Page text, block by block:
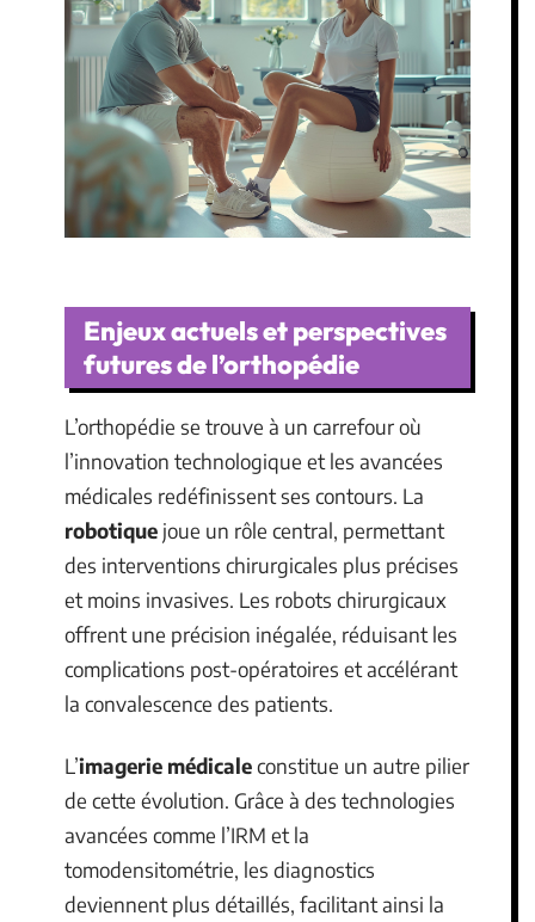
Enjeux actuels et perspectives
futures de l’orthopédie
L’orthopédie se trouve à un carrefour où
l’innovation technologique et les avancées
médicales redéfinissent ses contours. La
robotique joue un rôle central, permettant
des interventions chirurgicales plus précises
et moins invasives. Les robots chirurgicaux
offrent une précision inégalée, réduisant les
complications post-opératoires et accélérant
la convalescence des patients.
L’imagerie médicaleconstitue un autre pilier
de cette évolution. Grâce à des technologies
avancées comme l’IRM et la
tomodensitométrie, les diagnostics
deviennent plus détaillés, facilitant ainsi la